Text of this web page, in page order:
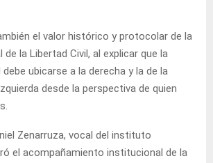
el valor histórico y protocolar de la
de la Libertad Civil, al explicar que la
ubicarse a la derecha y la de la
desde la perspectiva de quien
Zenarruza, vocal del instituto
el acompañamiento institucional de la